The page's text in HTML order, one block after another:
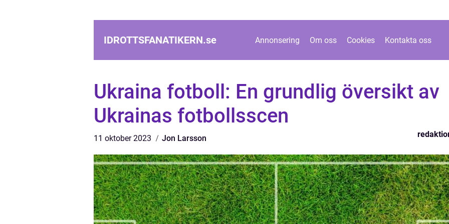
IDROTTSFANATIKERN.se Annonsering Om oss Cookies Kontakta oss
Ukraina fotboll: En grundlig översikt av
Ukrainas fotbollsscen
11 oktober 2023 Jon Larsson